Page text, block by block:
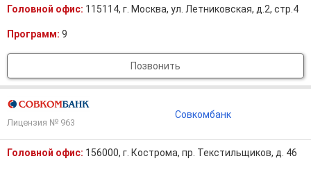
Головной офис: 115114, г. Москва, ул. Летниковская, д.2, стр.4
Программ: 9
Позвонить
Лицензия № 963
Совкомбанк
Головной офис: 156000, г. Кострома, пр. Текстильщиков, д. 46